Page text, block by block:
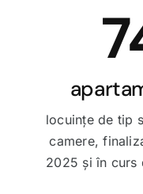
locuințe de tip
camere,
2025 și în curs